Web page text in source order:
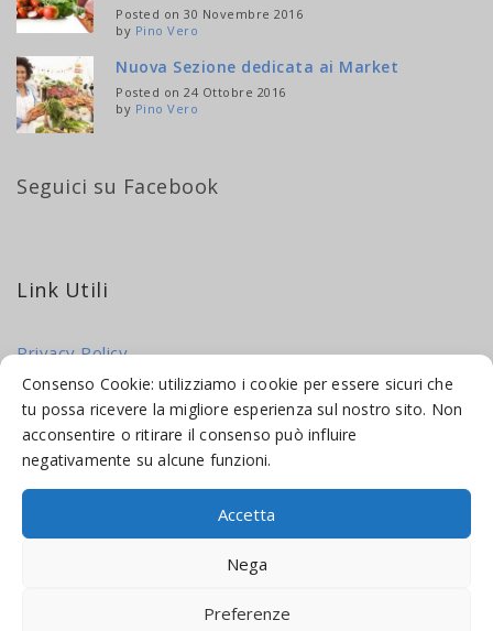
Consenso Cookie: utilizziamo i cookie per essere sicuri che
tu possa ricevere la migliore esperienza sul nostro sito. Non
acconsentire o ritirare il consenso può influire
negativamente su alcune funzioni.
Accetta
Nega
Preferenze
Posted on 30 Novembre 2016
by Pino Vero
Nuova Sezione dedicata ai Market
Posted on 24 Ottobre 2016
by Pino Vero
Seguici su Facebook
Link Utili
Privacy Policy
Cookie Policy
MADE WEB SOLUTIONS